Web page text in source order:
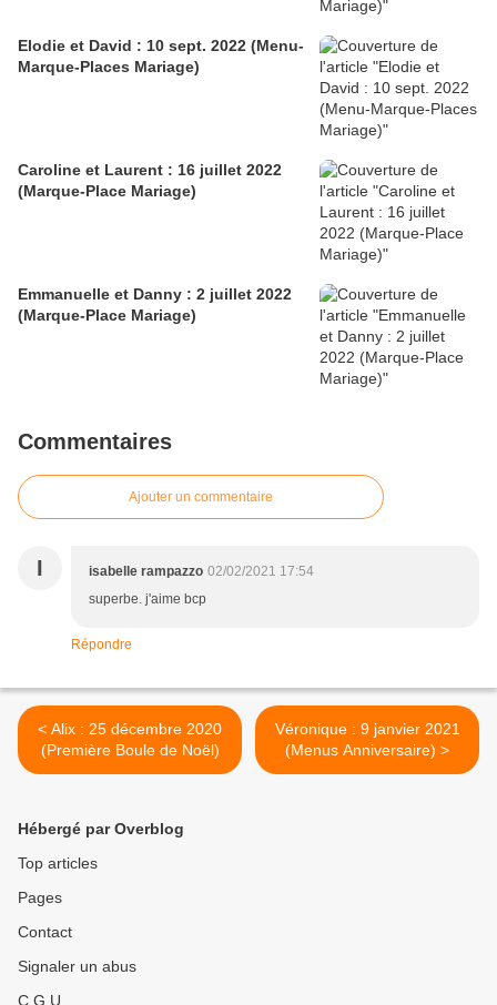
Elodie et David : 10 sept. 2022 (Menu-
Marque-Places Mariage)
Caroline et Laurent : 16 juillet 2022
(Marque-Place Mariage)
Emmanuelle et Danny : 2 juillet 2022
(Marque-Place Mariage)
Commentaires
Ajouter un commentaire
I isabelle rampazzo 02/02/2021 17:54
superbe. j'aime bcp
Répondre
< Alix : 25 décembre 2020
(Première Boule de Noël)
Véronique : 9 janvier 2021
(Menus Anniversaire) >
Hébergé par Overblog
Top articles
Pages
Contact
Signaler un abus
C.G.U.